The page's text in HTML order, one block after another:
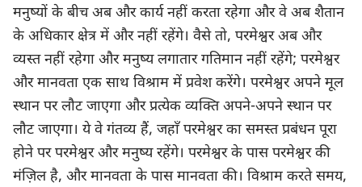
मनुष्यों के बीच अब और कार्य नहीं करता रहेगा और वे अब शैतान
के अधिकार क्षेत्र में और नहीं रहेंगे। वैसे तो, परमेश्वर अब और
व्यस्त नहीं रहेगा और मनुष्य लगातार गतिमान नहीं रहेंगे; परमेश्वर
और मानवता एक साथ विश्राम में प्रवेश करेंगे। परमेश्वर अपने मूल
स्थान पर लौट जाएगा और प्रत्येक व्यक्ति अपने-अपने स्थान पर
लौट जाएगा। ये वे गंतव्य हैं, जहाँ परमेश्वर का समस्त प्रबंधन पूरा
होने पर परमेश्वर और मनुष्य रहेंगे। परमेश्वर के पास परमेश्वर की
मंज़िल है, और मानवता के पास मानवता की। विश्राम करते समय,